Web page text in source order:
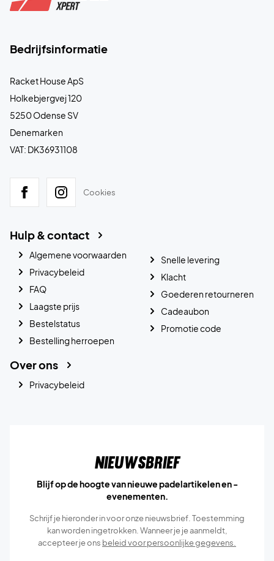
Bedrijfsinformatie
Racket House ApS
Holkebjergvej 120
5250 Odense SV
Denemarken
VAT: DK36931108
Cookies
Hulp & contact
Algemene voorwaarden
Privacybeleid
FAQ
Laagste prijs
Bestelstatus
Bestelling herroepen
Snelle levering
Klacht
Goederen retourneren
Cadeaubon
Promotie code
Over ons
Privacybeleid
Nieuwsbrief
Blijf op de hoogte van nieuwe padelartikelen en -
evenementen.
Schrijf je hieronder in voor onze nieuwsbrief. Toestemming
kan worden ingetrokken. Wanneer je je aanmeldt,
accepteer je ons beleid voor persoonlijke gegevens.